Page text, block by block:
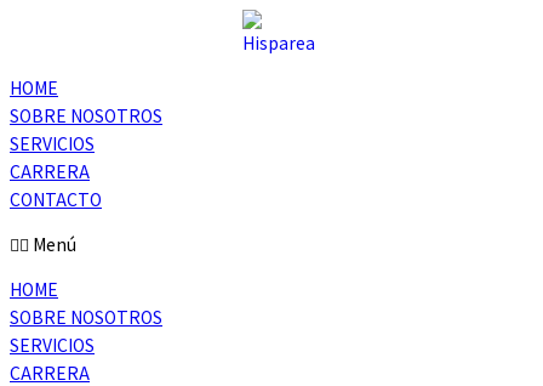
HOME
SOBRE NOSOTROS
SERVICIOS
CARRERA
CONTACTO
Menú
HOME
SOBRE NOSOTROS
SERVICIOS
CARRERA